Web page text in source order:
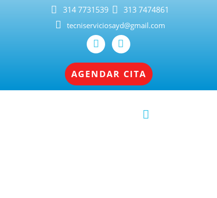
314 7731539 313 7474861
tecniserviciosayd@gmail.com
AGENDAR CITA